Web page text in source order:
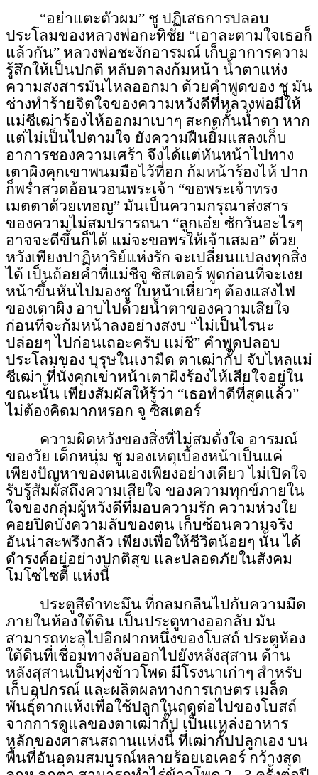
“อย่าแตะตัวผม” ชู ปฏิเสธการปลอบ
ประโลมของหลวงพ่อกะทิชัย “เอาละตามใจเธอก็
แล้วกัน” หลวงพ่อชะงักอารมณ์ เก็บอาการความ
รู้สึกให้เป็นปกติ หลับตาลงก้มหน้า น้ำตาแห่ง
ความสงสารมันไหลออกมา ด้วยคำพูดของ ชู มัน
ช่างทำร้ายจิตใจของความหวังดีที่หลวงพ่อมีให้
แม่ชีเฒ่าร้องไห้ออกมาเบาๆ สะกดกั้นน้ำตา หาก
แต่ไม่เป็นไปตามใจ ยังความฝืนยิ้มแสลงเก็บ
อาการชองความเศร้า จึงได้แต่หันหน้าไปทาง
เตาผิงคุกเขาพนมมือไว้ที่อก ก้มหน้าร้องไห้ ปาก
ก็พร่ำสวดอ้อนวอนพระเจ้า “ขอพระเจ้าทรง
เมตตาด้วยเทอญ” มันเป็นความกรุณาส่งสาร
ของความไม่สมปรารถนา “ลูกเอ๋ย ซักวันอะไรๆ
อาจจะดีขึ้นก็ได้ แม่จะขอพรให้เจ้าเสมอ” ด้วย
หวังเพียงปาฏิหาริย์แห่งรัก จะเปลี่ยนแปลงทุกสิ่ง
ได้ เป็นถ้อยคำที่แม่ชีจู ซิสเตอร์ พูดก่อนที่จะเงย
หน้าขึ้นหันไปมองชู ใบหน้าเหี่ยวๆ ต้องแสงไฟ
ของเตาผิง อาบไปด้วยน้ำตาของความเสียใจ
ก่อนที่จะก้มหน้าลงอย่างสงบ “ไม่เป็นไรนะ
ปล่อยๆ ไปก่อนเถอะครับ แม่ชี” คำพูดปลอบ
ประโลมของ บุรุษในเงามืด ตาเฒ่ากั๊ป จับไหลแม่
ชีเฒ่า ที่นั่งคุกเข่าหน้าเตาผิงร้องไห้เสียใจอยู่ใน
ขณะนั้น เพียงสัมผัสให้รู้ว่า “เธอทำดีที่สุดแล้ว”
ไม่ต้องคิดมากหรอก จู ซิสเตอร์
ความผิดหวังของสิ่งที่ไม่สมดั่งใจ อารมณ์
ของวัย เด็กหนุ่ม ชู มองเหตุเบื้องหน้าเป็นแค่
เพียงปัญหาของตนเองเพียงอย่างเดียว ไม่เปิดใจ
รับรู้สัมผัสถึงความเสียใจ ของความทุกข์ภายใน
ใจของกลุ่มผู้หวังดีที่มอบความรัก ความห่วงใย
คอยปิดบังความลับของตน เก็บซ้อนความจริง
อันน่าสะพรึงกลัว เพียงเพื่อให้ชีวิตน้อยๆ นั้น ได้
ดำรงค์อยู่อย่างปกติสุข และปลอดภัยในสังคม
โมโซไซตี้ แห่งนี้
ประตูสีดำทะมึน ที่กลมกลืนไปกับความมืด
ภายในห้องใต้ดิน เป็นประตูทางออกลับ มัน
สามารถทะลุไปอีกฝากหนึ่งของโบสถ์ ประตูห้อง
ใต้ดินที่เชื่อมทางลับออกไปยังหลังสุสาน ด้าน
หลังสุสานเป็นทุ่งข้าวโพด มีโรงนาเก่าๆ สำหรับ
เก็บอุปกรณ์ และผลิตผลทางการเกษตร เมล็ด
พันธุ์ตากแห้งเพื่อใช้ปลูกในฤดูต่อไปของโบสถ์
จากการดูแลของตาเฒ่ากั๊ป เป็นแหล่งอาหาร
หลักของศาสนสถานแห่งนี้ ที่เฒ่ากั๊ปปลูกเอง บน
พื้นที่อันอุดมสมบูรณ์หลายร้อยเอเคอร์ กว้างสุด